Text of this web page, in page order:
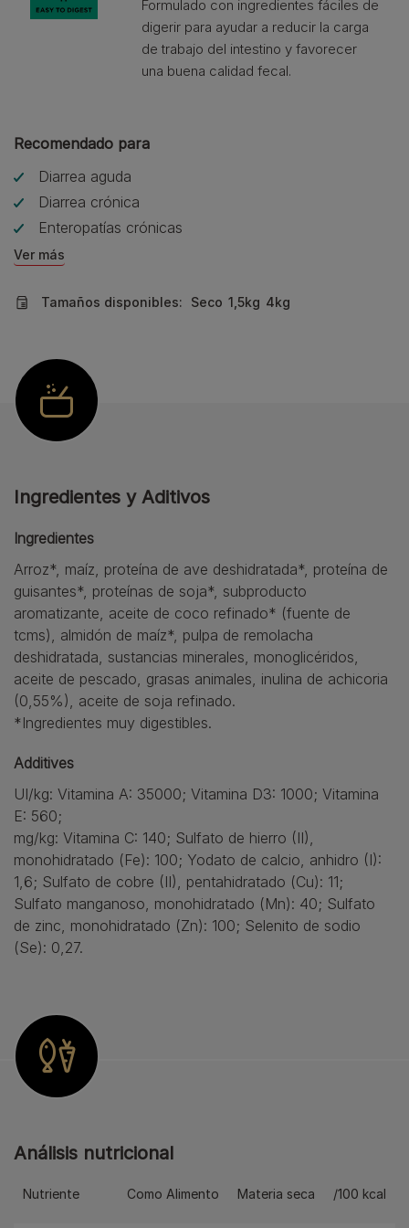
Formulado con ingredientes fáciles de
digerir para ayudar a reducir la carga
de trabajo del intestino y favorecer
una buena calidad fecal.
Recomendado para
Diarrea aguda
Diarrea crónica
Enteropatías crónicas
Ver más
Tamaños disponibles: Seco 1,5kg 4kg
Ingredientes y Aditivos
Ingredientes
Arroz*, maíz, proteína de ave deshidratada*, proteína de
guisantes*, proteínas de soja*, subproducto
aromatizante, aceite de coco refinado* (fuente de
tcms), almidón de maíz*, pulpa de remolacha
deshidratada, sustancias minerales, monoglicéridos,
aceite de pescado, grasas animales, inulina de achicoria
(0,55%), aceite de soja refinado.
*Ingredientes muy digestibles.
Additives
UI/kg: Vitamina A: 35000; Vitamina D3: 1000; Vitamina
E: 560;
mg/kg: Vitamina C: 140; Sulfato de hierro (II),
monohidratado (Fe): 100; Yodato de calcio, anhidro (I):
1,6; Sulfato de cobre (II), pentahidratado (Cu): 11;
Sulfato manganoso, monohidratado (Mn): 40; Sulfato
de zinc, monohidratado (Zn): 100; Selenito de sodio
(Se): 0,27.
Análisis nutricional
Nutriente Como Alimento Materia seca /100 kcal